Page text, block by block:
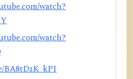
watch?
watch?
BA8tDzK_kPI